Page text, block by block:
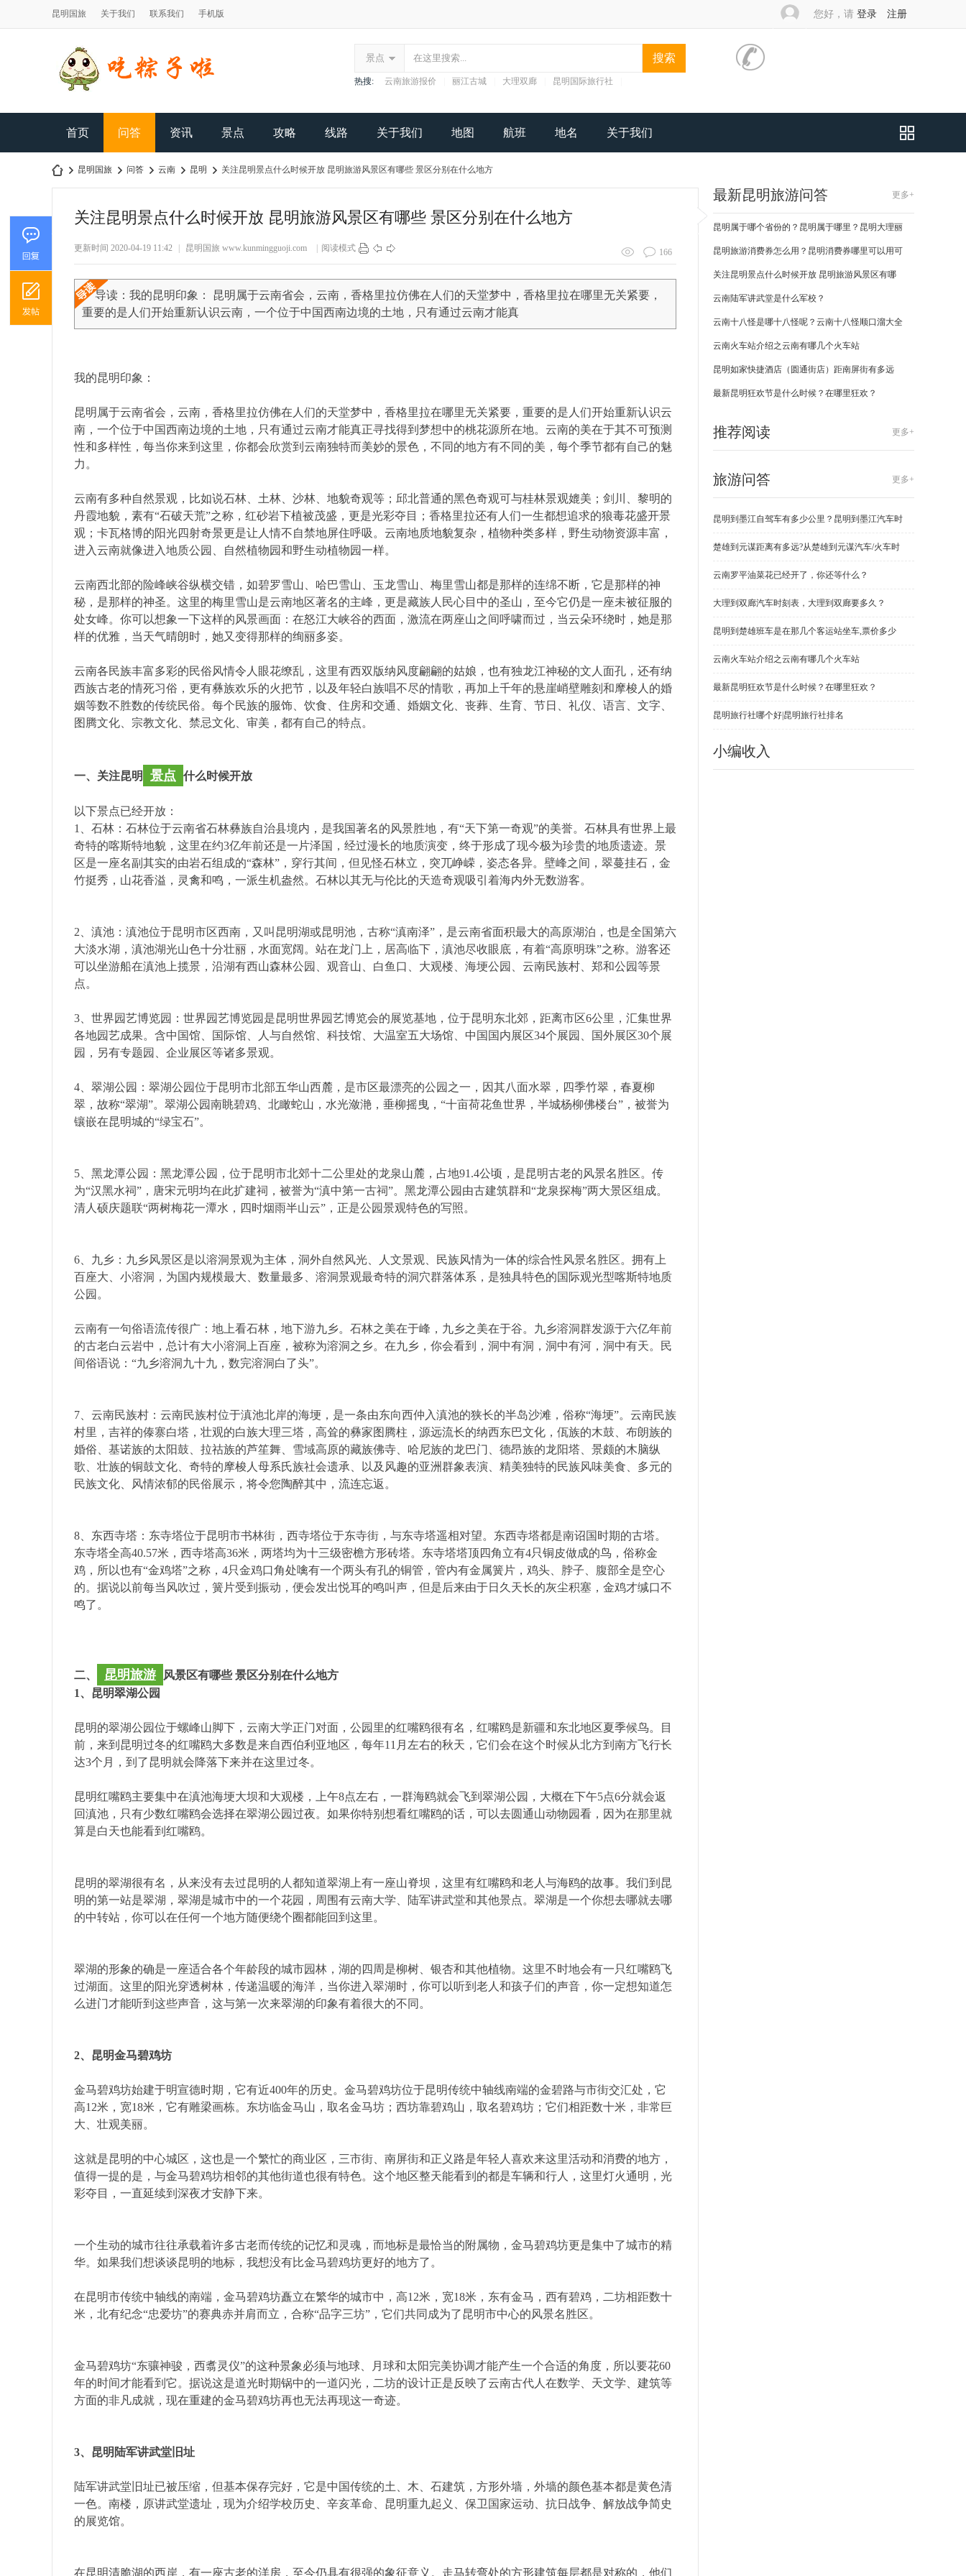
昆明国旅 关于我们 联系我们 手机版 您好，请 登录 注册
景点 搜索
热搜: 云南旅游报价 丽江古城 大理双廊 昆明国际旅行社
首页 问答 资讯 景点 攻略 线路 关于我们 地图 航班 地名 关于我们
昆明国旅 问答 云南 昆明 关注昆明景点什么时候开放 昆明旅游风景区有哪些 景区分别在什么地方
关注昆明景点什么时候开放 昆明旅游风景区有哪些 景区分别在什么地方
166
更新时间 2020-04-19 11:42 昆明国旅 www.kunmingguoji.com 阅读模式
导读：我的昆明印象： 昆明属于云南省会，云南，香格里拉仿佛在人们的天堂梦中，香格里拉在哪里无关紧要，
重要的是人们开始重新认识云南，一个位于中国西南边境的土地，只有通过云南才能真
我的昆明印象：
昆明属于云南省会，云南，香格里拉仿佛在人们的天堂梦中，香格里拉在哪里无关紧要，重要的是人们开始重新认识云
南，一个位于中国西南边境的土地，只有通过云南才能真正寻找得到梦想中的桃花源所在地。云南的美在于其不可预测
性和多样性，每当你来到这里，你都会欣赏到云南独特而美妙的景色，不同的地方有不同的美，每个季节都有自己的魅
力。
云南有多种自然景观，比如说石林、土林、沙林、地貌奇观等；邱北普通的黑色奇观可与桂林景观媲美；剑川、黎明的
丹霞地貌，素有“石破天荒”之称，红砂岩下植被茂盛，更是光彩夺目；香格里拉还有人们一生都想追求的狼毒花盛开景
观；卡瓦格博的阳光四射奇景更是让人情不自禁地屏住呼吸。云南地质地貌复杂，植物种类多样，野生动物资源丰富，
进入云南就像进入地质公园、自然植物园和野生动植物园一样。
云南西北部的险峰峡谷纵横交错，如碧罗雪山、哈巴雪山、玉龙雪山、梅里雪山都是那样的连绵不断，它是那样的神
秘，是那样的神圣。这里的梅里雪山是云南地区著名的主峰，更是藏族人民心目中的圣山，至今它仍是一座未被征服的
处女峰。你可以想象一下这样的风景画面：在怒江大峡谷的西面，激流在两座山之间呼啸而过，当云朵环绕时，她是那
样的优雅，当天气晴朗时，她又变得那样的绚丽多姿。
云南各民族丰富多彩的民俗风情令人眼花缭乱，这里有西双版纳风度翩翩的姑娘，也有独龙江神秘的文人面孔，还有纳
西族古老的情死习俗，更有彝族欢乐的火把节，以及年轻白族唱不尽的情歌，再加上千年的悬崖峭壁雕刻和摩梭人的婚
姻等数不胜数的传统民俗。每个民族的服饰、饮食、住房和交通、婚姻文化、丧葬、生育、节日、礼仪、语言、文字、
图腾文化、宗教文化、禁忌文化、审美，都有自己的特点。
一、关注昆明 景点 什么时候开放
以下景点已经开放：
1、石林：石林位于云南省石林彝族自治县境内，是我国著名的风景胜地，有“天下第一奇观”的美誉。石林具有世界上最
奇特的喀斯特地貌，这里在约3亿年前还是一片泽国，经过漫长的地质演变，终于形成了现今极为珍贵的地质遗迹。景
区是一座名副其实的由岩石组成的“森林”，穿行其间，但见怪石林立，突兀峥嵘，姿态各异。壁峰之间，翠蔓挂石，金
竹挺秀，山花香溢，灵禽和鸣，一派生机盎然。石林以其无与伦比的天造奇观吸引着海内外无数游客。
2、滇池：滇池位于昆明市区西南，又叫昆明湖或昆明池，古称“滇南泽”，是云南省面积最大的高原湖泊，也是全国第六
大淡水湖，滇池湖光山色十分壮丽，水面宽阔。站在龙门上，居高临下，滇池尽收眼底，有着“高原明珠”之称。游客还
可以坐游船在滇池上揽景，沿湖有西山森林公园、观音山、白鱼口、大观楼、海埂公园、云南民族村、郑和公园等景
点。
3、世界园艺博览园：世界园艺博览园是昆明世界园艺博览会的展览基地，位于昆明东北郊，距离市区6公里，汇集世界
各地园艺成果。含中国馆、国际馆、人与自然馆、科技馆、大温室五大场馆、中国国内展区34个展园、国外展区30个展
园，另有专题园、企业展区等诸多景观。
4、翠湖公园：翠湖公园位于昆明市北部五华山西麓，是市区最漂亮的公园之一，因其八面水翠，四季竹翠，春夏柳
翠，故称“翠湖”。翠湖公园南眺碧鸡、北瞰蛇山，水光潋滟，垂柳摇曳，“十亩荷花鱼世界，半城杨柳佛楼台”，被誉为
镶嵌在昆明城的“绿宝石”。
5、黑龙潭公园：黑龙潭公园，位于昆明市北郊十二公里处的龙泉山麓，占地91.4公顷，是昆明古老的风景名胜区。传
为“汉黑水祠”，唐宋元明均在此扩建祠，被誉为“滇中第一古祠”。黑龙潭公园由古建筑群和“龙泉探梅”两大景区组成。
清人硕庆题联“两树梅花一潭水，四时烟雨半山云”，正是公园景观特色的写照。
6、九乡：九乡风景区是以溶洞景观为主体，洞外自然风光、人文景观、民族风情为一体的综合性风景名胜区。拥有上
百座大、小溶洞，为国内规模最大、数量最多、溶洞景观最奇特的洞穴群落体系，是独具特色的国际观光型喀斯特地质
公园。
云南有一句俗语流传很广：地上看石林，地下游九乡。石林之美在于峰，九乡之美在于谷。九乡溶洞群发源于六亿年前
的古老白云岩中，总计有大小溶洞上百座，被称为溶洞之乡。在九乡，你会看到，洞中有洞，洞中有河，洞中有天。民
间俗语说：“九乡溶洞九十九，数完溶洞白了头”。
7、云南民族村：云南民族村位于滇池北岸的海埂，是一条由东向西仲入滇池的狭长的半岛沙滩，俗称“海埂”。云南民族
村里，吉祥的傣寨白塔，壮观的白族大理三塔，高耸的彝家图腾柱，源远流长的纳西东巴文化，佤族的木鼓、布朗族的
婚俗、基诺族的太阳鼓、拉祜族的芦笙舞、雪域高原的藏族佛寺、哈尼族的龙巴门、德昂族的龙阳塔、景颇的木脑纵
歌、壮族的铜鼓文化、奇特的摩梭人母系氏族社会遗承、以及风趣的亚洲群象表演、精美独特的民族风味美食、多元的
民族文化、风情浓郁的民俗展示，将令您陶醉其中，流连忘返。
8、东西寺塔：东寺塔位于昆明市书林街，西寺塔位于东寺街，与东寺塔遥相对望。东西寺塔都是南诏国时期的古塔。
东寺塔全高40.57米，西寺塔高36米，两塔均为十三级密檐方形砖塔。东寺塔塔顶四角立有4只铜皮做成的鸟，俗称金
鸡，所以也有“金鸡塔”之称，4只金鸡口角处噙有一个两头有孔的铜管，管内有金属簧片，鸡头、脖子、腹部全是空心
的。据说以前每当风吹过，簧片受到振动，便会发出悦耳的鸣叫声，但是后来由于日久天长的灰尘积塞，金鸡才缄口不
鸣了。
二、 昆明旅游
风景区有哪些 景区分别在什么地方
1、昆明翠湖公园
昆明的翠湖公园位于螺峰山脚下，云南大学正门对面，公园里的红嘴鸥很有名，红嘴鸥是新疆和东北地区夏季候鸟。目
前，来到昆明过冬的红嘴鸥大多数是来自西伯利亚地区，每年11月左右的秋天，它们会在这个时候从北方到南方飞行长
达3个月，到了昆明就会降落下来并在这里过冬。
昆明红嘴鸥主要集中在滇池海埂大坝和大观楼，上午8点左右，一群海鸥就会飞到翠湖公园，大概在下午5点6分就会返
回滇池，只有少数红嘴鸥会选择在翠湖公园过夜。如果你特别想看红嘴鸥的话，可以去圆通山动物园看，因为在那里就
算是白天也能看到红嘴鸥。
昆明的翠湖很有名，从来没有去过昆明的人都知道翠湖上有一座山脊坝，这里有红嘴鸥和老人与海鸥的故事。我们到昆
明的第一站是翠湖，翠湖是城市中的一个花园，周围有云南大学、陆军讲武堂和其他景点。翠湖是一个你想去哪就去哪
的中转站，你可以在任何一个地方随便绕个圈都能回到这里。
翠湖的形象的确是一座适合各个年龄段的城市园林，湖的四周是柳树、银杏和其他植物。这里不时地会有一只红嘴鸥飞
过湖面。这里的阳光穿透树林，传递温暖的海洋，当你进入翠湖时，你可以听到老人和孩子们的声音，你一定想知道怎
么进门才能听到这些声音，这与第一次来翠湖的印象有着很大的不同。
2、昆明金马碧鸡坊
金马碧鸡坊始建于明宣德时期，它有近400年的历史。金马碧鸡坊位于昆明传统中轴线南端的金碧路与市街交汇处，它
高12米，宽18米，它有雕梁画栋。东坊临金马山，取名金马坊；西坊靠碧鸡山，取名碧鸡坊；它们相距数十米，非常巨
大、壮观美丽。
这就是昆明的中心城区，这也是一个繁忙的商业区，三市街、南屏街和正义路是年轻人喜欢来这里活动和消费的地方，
值得一提的是，与金马碧鸡坊相邻的其他街道也很有特色。这个地区整天能看到的都是车辆和行人，这里灯火通明，光
彩夺目，一直延续到深夜才安静下来。
一个生动的城市往往承载着许多古老而传统的记忆和灵魂，而地标是最恰当的附属物，金马碧鸡坊更是集中了城市的精
华。如果我们想谈谈昆明的地标，我想没有比金马碧鸡坊更好的地方了。
在昆明市传统中轴线的南端，金马碧鸡坊矗立在繁华的城市中，高12米，宽18米，东有金马，西有碧鸡，二坊相距数十
米，北有纪念“忠爱坊”的赛典赤并肩而立，合称“品字三坊”，它们共同成为了昆明市中心的风景名胜区。
金马碧鸡坊“东骧神骏，西翥灵仪”的这种景象必须与地球、月球和太阳完美协调才能产生一个合适的角度，所以要花60
年的时间才能看到它。据说这是道光时期锅中的一道闪光，二坊的设计正是反映了云南古代人在数学、天文学、建筑等
方面的非凡成就，现在重建的金马碧鸡坊再也无法再现这一奇迹。
3、昆明陆军讲武堂旧址
陆军讲武堂旧址已被压缩，但基本保存完好，它是中国传统的土、木、石建筑，方形外墙，外墙的颜色基本都是黄色清
一色。南楼，原讲武堂遗址，现为介绍学校历史、辛亥革命、昆明重九起义、保卫国家运动、抗日战争、解放战争简史
的展览馆。
在昆明清脆湖的西岸，有一座古老的洋房，至今仍具有很强的象征意义。走马转弯处的方形建筑每层都是对称的，他们
最新昆明旅游问答 更多+
昆明属于哪个省份的？昆明属于哪里？昆明大理丽
昆明旅游消费券怎么用？昆明消费券哪里可以用可
关注昆明景点什么时候开放 昆明旅游风景区有哪
云南陆军讲武堂是什么军校？
云南十八怪是哪十八怪呢？云南十八怪顺口溜大全
云南火车站介绍之云南有哪几个火车站
昆明如家快捷酒店（圆通街店）距南屏街有多远
最新昆明狂欢节是什么时候？在哪里狂欢？
推荐阅读 更多+
旅游问答 更多+
昆明到墨江自驾车有多少公里？昆明到墨江汽车时
楚雄到元谋距离有多远?从楚雄到元谋汽车/火车时
云南罗平油菜花已经开了，你还等什么？
大理到双廊汽车时刻表，大理到双廊要多久？
昆明到楚雄班车是在那几个客运站坐车,票价多少
云南火车站介绍之云南有哪几个火车站
最新昆明狂欢节是什么时候？在哪里狂欢？
昆明旅行社哪个好|昆明旅行社排名
小编收入